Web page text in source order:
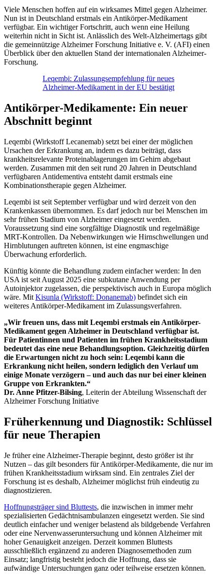
Viele Menschen hoffen auf ein wirksames Mittel gegen Alzheimer.
Nun ist in Deutschland erstmals ein Antikörper-Medikament
verfügbar. Ein wichtiger Fortschritt, auch wenn eine Heilung
weiterhin nicht in Sicht ist. Anlässlich des Welt-Alzheimertags gibt
die gemeinnützige Alzheimer Forschung Initiative e. V. (AFI) einen
Überblick über den aktuellen Stand der internationalen Alzheimer-
Forschung.
Leqembi: Zulassungsempfehlung für neues
Alzheimer-Medikament in der EU bestätigt
Antikörper-Medikamente: Ein neuer
Abschnitt beginnt
Leqembi (Wirkstoff Lecanemab) setzt bei einer der möglichen
Ursachen der Erkrankung an, indem es dazu beiträgt, dass
krankheitsrelevante Proteinablagerungen im Gehirn abgebaut
werden. Zusammen mit den seit rund 20 Jahren in Deutschland
verfügbaren Antidementiva entsteht damit erstmals eine
Kombinationstherapie gegen Alzheimer.
Leqembi ist seit September verfügbar und wird derzeit von den
Krankenkassen übernommen. Es darf jedoch nur bei Menschen im
sehr frühen Stadium von Alzheimer eingesetzt werden.
Voraussetzung sind eine sorgfältige Diagnostik und regelmäßige
MRT-Kontrollen. Da Nebenwirkungen wie Hirnschwellungen und
Hirnblutungen auftreten können, ist eine engmaschige
Überwachung erforderlich.
Künftig könnte die Behandlung zudem einfacher werden: In den
USA ist seit August 2025 eine subkutane Anwendung per
Autoinjektor zugelassen, die perspektivisch auch in Europa möglich
wäre. Mit Kisunla (Wirkstoff: Donanemab) befindet sich ein
weiteres Antikörper-Medikament im Zulassungsverfahren.
„Wir freuen uns, dass mit Leqembi erstmals ein Antikörper-
Medikament gegen Alzheimer in Deutschland verfügbar ist.
Für Patientinnen und Patienten im frühen Krankheitsstadium
bedeutet das eine neue Behandlungsoption. Gleichzeitig dürfen
die Erwartungen nicht zu hoch sein: Leqembi kann die
Erkrankung nicht heilen, sondern lediglich den Verlauf um
einige Monate verzögern – und auch das nur bei einer kleinen
Gruppe von Erkrankten.“
Dr. Anne Pfitzer-Bilsing, Leiterin der Abteilung Wissenschaft der
Alzheimer Forschung Initiative
Früherkennung und Diagnostik: Schlüssel
für neue Therapien
Je früher eine Alzheimer-Therapie beginnt, desto größer ist ihr
Nutzen – das gilt besonders für Antikörper-Medikamente, die nur im
frühen Krankheitsstadium wirksam sind. Ein zentrales Ziel der
Forschung ist es deshalb, Alzheimer möglichst früh eindeutig zu
diagnostizieren.
Hoffnungsträger sind Bluttests, die inzwischen in immer mehr
spezialisierten Gedächtnisambulanzen eingesetzt werden. Sie sind
deutlich einfacher und weniger belastend als bildgebende Verfahren
oder eine Nervenwasseruntersuchung und können Alzheimer mit
hoher Genauigkeit anzeigen. Derzeit kommen Bluttests
ausschließlich ergänzend zu anderen Diagnosemethoden zum
Einsatz; langfristig besteht jedoch die Hoffnung, dass sie
aufwändige Untersuchungen ganz oder teilweise ersetzen können.